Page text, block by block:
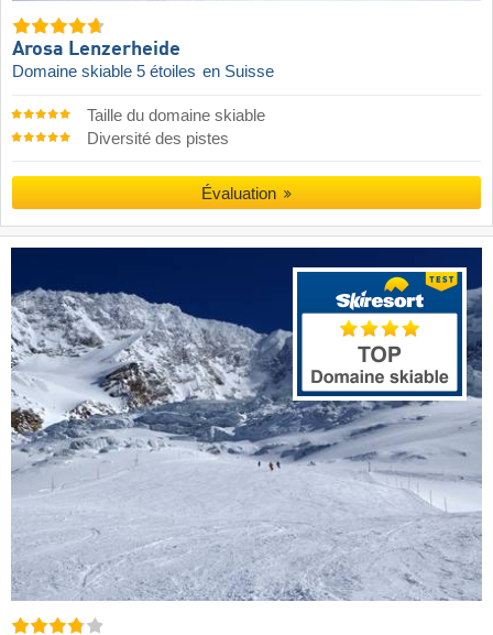
Arosa Lenzerheide
Domaine skiable 5 étoiles en Suisse
Taille du domaine skiable
Diversité des pistes
Évaluation